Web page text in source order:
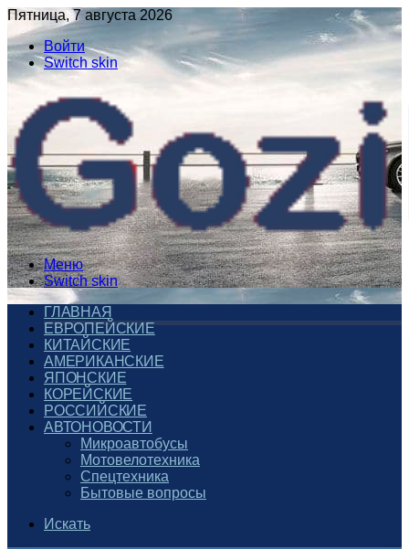
Пятница, 7 августа 2026
Войти
Switch skin
Меню
Switch skin
ГЛАВНАЯ
ЕВРОПЕЙСКИЕ
КИТАЙСКИЕ
АМЕРИКАНСКИЕ
ЯПОНСКИЕ
КОРЕЙСКИЕ
РОССИЙСКИЕ
АВТОНОВОСТИ
Микроавтобусы
Мотовелотехника
Спецтехника
Бытовые вопросы
Искать